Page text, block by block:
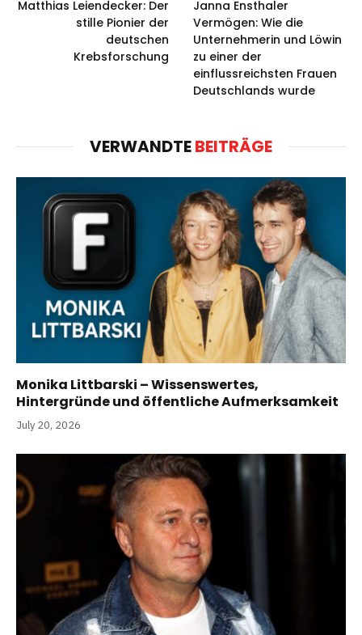
Matthias Leiendecker: Der
stille Pionier der
deutschen
Krebsforschung
Janna Ensthaler
Vermögen: Wie die
Unternehmerin und Löwin
zu einer der
einflussreichsten Frauen
Deutschlands wurde
VERWANDTEBEITRÄGE
Monika Littbarski – Wissenswertes,
Hintergründe und öffentliche Aufmerksamkeit
July 20, 2026